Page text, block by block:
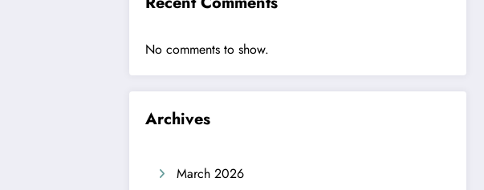
No comments to show.
Archives
March 2026